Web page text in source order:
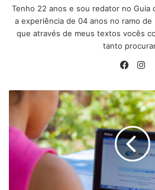
Tenho 22 anos e sou redator no Guia
a experiência de 04 anos no ramo
que através de meus textos vocês
tanto
Onda
de
cancelamentos!
INSS
autoriza